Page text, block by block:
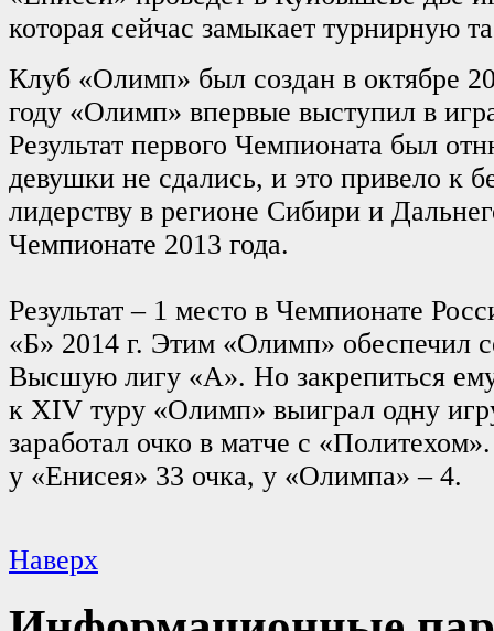
которая сейчас замыкает турнирную
Клуб «Олимп» был создан в октябре
году «Олимп» впервые выступил в
Результат первого Чемпионата был
девушки не сдались, и это привело к
лидерству в регионе Сибири и
Чемпионате 2013 года.
Результат – 1 место в Чемпионате
«Б» 2014 г. Этим «Олимп» обеспечил
Высшую лигу «А». Но закрепиться ему
к XIV туру «Олимп» выиграл одну
заработал очко в матче с
у «Енисея» 33 очка, у «Олимпа» – 4.
Наверх